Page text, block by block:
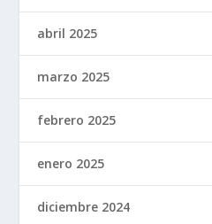
abril 2025
marzo 2025
febrero 2025
enero 2025
diciembre 2024